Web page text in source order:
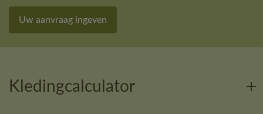
Uw aanvraag ingeven
Kledingcalculator